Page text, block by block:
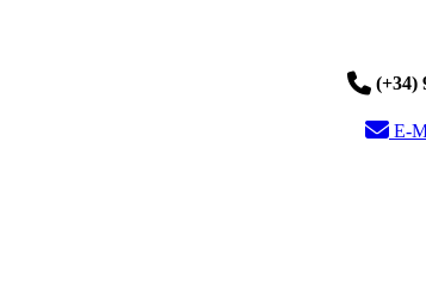
(+34)
E-